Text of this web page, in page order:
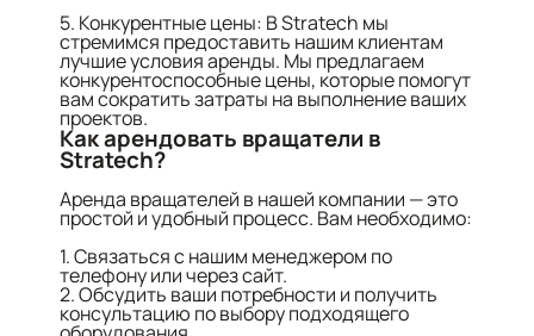
5. Конкурентные цены: В Stratech мы
стремимся предоставить нашим клиентам
лучшие условия аренды. Мы предлагаем
конкурентоспособные цены, которые помогут
вам сократить затраты на выполнение ваших
проектов.
Как арендовать вращатели в
Stratech?
Аренда вращателей в нашей компании — это
простой и удобный процесс. Вам необходимо:
1. Связаться с нашим менеджером по
телефону или через сайт.
2. Обсудить ваши потребности и получить
консультацию по выбору подходящего